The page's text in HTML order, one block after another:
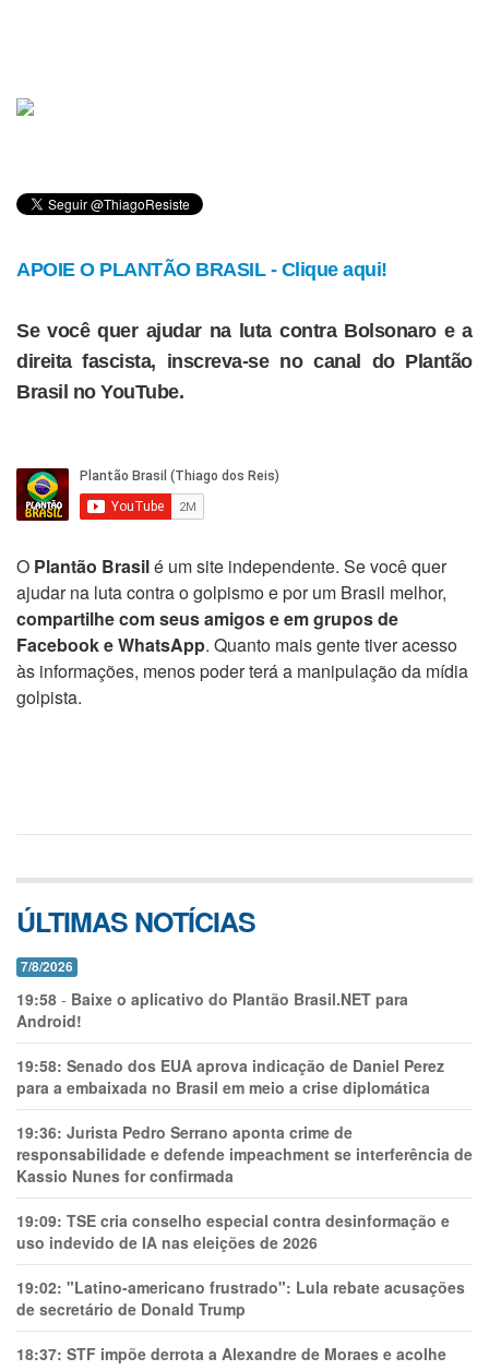
APOIE O PLANTÃO BRASIL - Clique aqui!
Se você quer ajudar na luta contra Bolsonaro e a
direita fascista, inscreva-se no canal do Plantão
Brasil no YouTube.
O Plantão Brasilé um site independente. Se você quer
ajudar na luta contra o golpismo e por um Brasil melhor,
compartilhe com seus amigos e em grupos de
Facebook e WhatsApp. Quanto mais gente tiver acesso
às informações, menos poder terá a manipulação da mídia
golpista.
ÚLTIMAS NOTÍCIAS
7/8/2026
19:58 - Baixe o aplicativo do Plantão Brasil.NET para
Android!
19:58: Senado dos EUA aprova indicação de Daniel Perez
para a embaixada no Brasil em meio a crise diplomática
19:36: Jurista Pedro Serrano aponta crime de
responsabilidade e defende impeachment se interferência de
Kassio Nunes for confirmada
19:09: TSE cria conselho especial contra desinformação e
uso indevido de IA nas eleições de 2026
19:02: "Latino-americano frustrado": Lula rebate acusações
de secretário de Donald Trump
18:37: STF impõe derrota a Alexandre de Moraes e acolhe